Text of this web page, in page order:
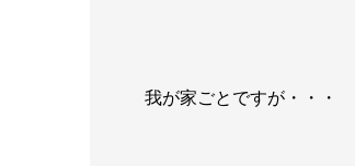
我が家ごとですが・・・